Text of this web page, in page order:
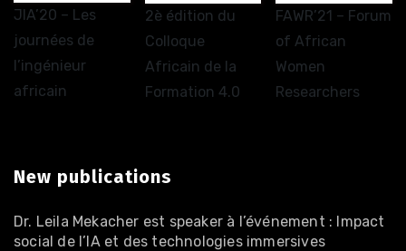
JIA’20 – Les
journées de
l’ingénieur
africain
2è édition du
Colloque
Africain de la
Formation 4.0
FAWR’21 – Forum
of African
Women
Researchers
New publications
Dr. Leila Mekacher est speaker à l’événement : Impact
social de l’IA et des technologies immersives